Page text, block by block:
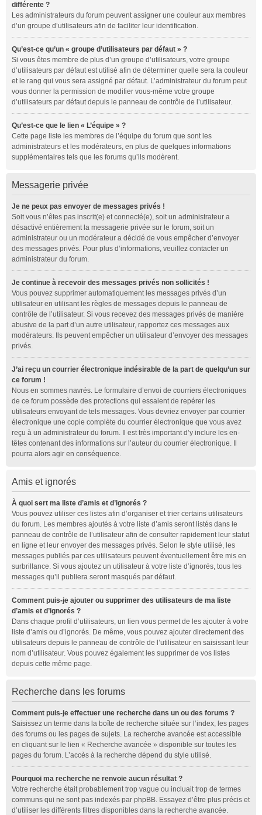
différente ?
Les administrateurs du forum peuvent assigner une couleur aux membres
d’un groupe d’utilisateurs afin de faciliter leur identification.
Qu’est-ce qu’un « groupe d’utilisateurs par défaut » ?
Si vous êtes membre de plus d’un groupe d’utilisateurs, votre groupe
d’utilisateurs par défaut est utilisé afin de déterminer quelle sera la couleur
et le rang qui vous sera assigné par défaut. L’administrateur du forum peut
vous donner la permission de modifier vous-même votre groupe
d’utilisateurs par défaut depuis le panneau de contrôle de l’utilisateur.
Qu’est-ce que le lien « L’équipe » ?
Cette page liste les membres de l’équipe du forum que sont les
administrateurs et les modérateurs, en plus de quelques informations
supplémentaires tels que les forums qu’ils modèrent.
Messagerie privée
Je ne peux pas envoyer de messages privés !
Soit vous n’êtes pas inscrit(e) et connecté(e), soit un administrateur a
désactivé entièrement la messagerie privée sur le forum, soit un
administrateur ou un modérateur a décidé de vous empêcher d’envoyer
des messages privés. Pour plus d’informations, veuillez contacter un
administrateur du forum.
Je continue à recevoir des messages privés non sollicités !
Vous pouvez supprimer automatiquement les messages privés d’un
utilisateur en utilisant les règles de messages depuis le panneau de
contrôle de l’utilisateur. Si vous recevez des messages privés de manière
abusive de la part d’un autre utilisateur, rapportez ces messages aux
modérateurs. Ils peuvent empêcher un utilisateur d’envoyer des messages
privés.
J’ai reçu un courrier électronique indésirable de la part de quelqu’un sur
ce forum !
Nous en sommes navrés. Le formulaire d’envoi de courriers électroniques
de ce forum possède des protections qui essaient de repérer les
utilisateurs envoyant de tels messages. Vous devriez envoyer par courrier
électronique une copie complète du courrier électronique que vous avez
reçu à un administrateur du forum. Il est très important d’y inclure les en-
têtes contenant des informations sur l’auteur du courrier électronique. Il
pourra alors agir en conséquence.
Amis et ignorés
À quoi sert ma liste d’amis et d’ignorés ?
Vous pouvez utiliser ces listes afin d’organiser et trier certains utilisateurs
du forum. Les membres ajoutés à votre liste d’amis seront listés dans le
panneau de contrôle de l’utilisateur afin de consulter rapidement leur statut
en ligne et leur envoyer des messages privés. Selon le style utilisé, les
messages publiés par ces utilisateurs peuvent éventuellement être mis en
surbrillance. Si vous ajoutez un utilisateur à votre liste d’ignorés, tous les
messages qu’il publiera seront masqués par défaut.
Comment puis-je ajouter ou supprimer des utilisateurs de ma liste
d’amis et d’ignorés ?
Dans chaque profil d’utilisateurs, un lien vous permet de les ajouter à votre
liste d’amis ou d’ignorés. De même, vous pouvez ajouter directement des
utilisateurs depuis le panneau de contrôle de l’utilisateur en saisissant leur
nom d’utilisateur. Vous pouvez également les supprimer de vos listes
depuis cette même page.
Recherche dans les forums
Comment puis-je effectuer une recherche dans un ou des forums ?
Saisissez un terme dans la boîte de recherche située sur l’index, les pages
des forums ou les pages de sujets. La recherche avancée est accessible
en cliquant sur le lien « Recherche avancée » disponible sur toutes les
pages du forum. L’accès à la recherche dépend du style utilisé.
Pourquoi ma recherche ne renvoie aucun résultat ?
Votre recherche était probablement trop vague ou incluait trop de termes
communs qui ne sont pas indexés par phpBB. Essayez d’être plus précis et
d’utiliser les différents filtres disponibles dans la recherche avancée.